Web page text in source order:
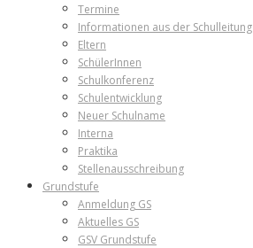
Termine
Informationen aus der Schulleitung
Eltern
SchülerInnen
Schulkonferenz
Schulentwicklung
Neuer Schulname
Interna
Praktika
Stellenausschreibung
Grundstufe
Anmeldung GS
Aktuelles GS
GSV Grundstufe